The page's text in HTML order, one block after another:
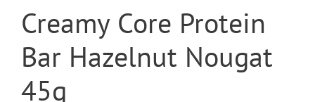
Creamy Core Protein
Bar Hazelnut Nougat
45g